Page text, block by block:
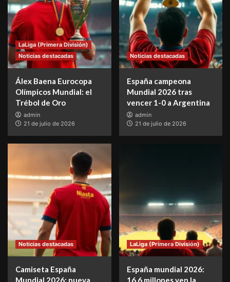
LaLiga (Primera División)
Noticias destacadas
Álex Baena Eurocopa
Olímpicos Mundial: el
Trébol de Oro
admin
21 de julio de 2026
Noticias destacadas
España campeona
Mundial 2026 tras
vencer 1-0 a Argentina
admin
21 de julio de 2026
Noticias destacadas
Camiseta España
Mundial 2026: nueva
LaLiga (Primera División)
España mundial 2026:
16,6 millones ven la